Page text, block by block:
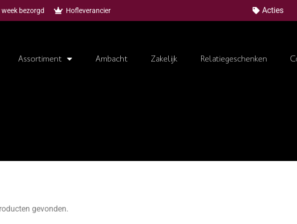
bezorgd Hofleverancier Acties
Assortiment Ambacht Zakelijk Relatiegeschenken
gevonden.